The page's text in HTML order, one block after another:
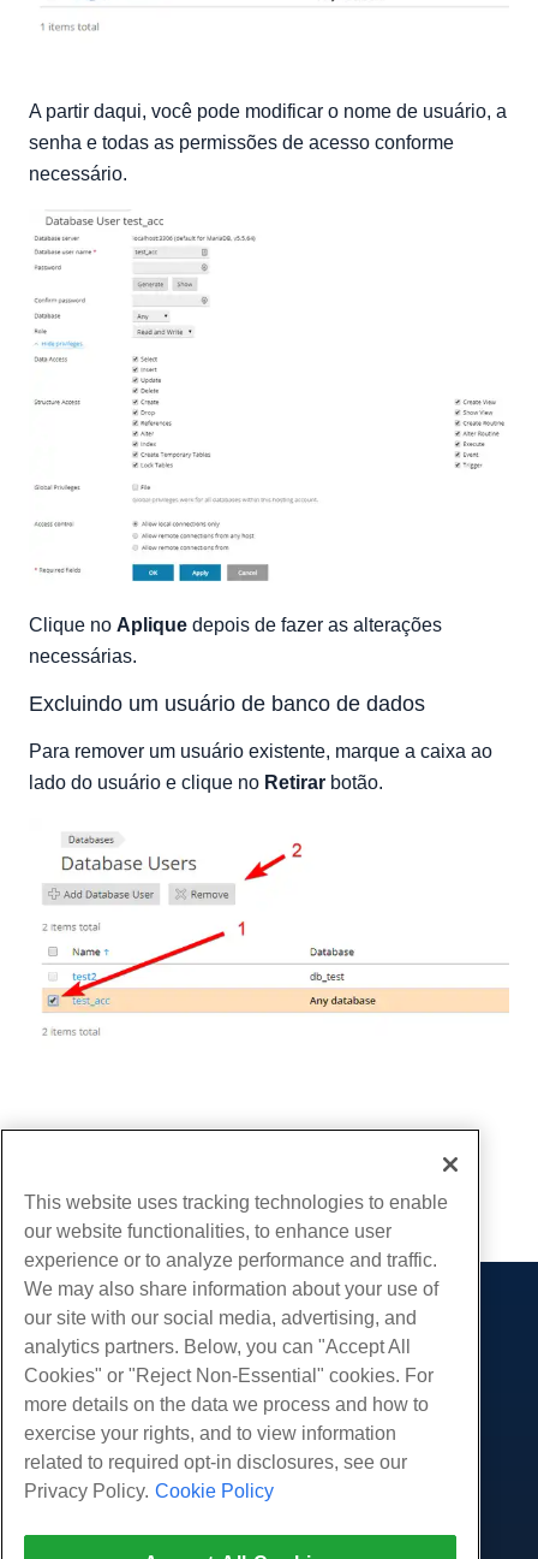
A partir daqui, você pode modificar o nome de usuário, a
senha e todas as permissões de acesso conforme
necessário.
Clique no Aplique depois de fazer as alterações
necessárias.
Excluindo um usuário de banco de dados
Para remover um usuário existente, marque a caixa ao
lado do usuário e clique no Retirar botão.
dezembro 28, 2019
cópia de URL
Produtos
Hospedagem na web
Hospedagem Empresarial
Revendedor com etiqueta em branco
Linux gerenciado VPS
Serviços
Migrações de sites
Comunidade
Documentação do Produto
Tutoriais
Companhia
Sobre nós
Contate-Nos
This website uses tracking technologies to enable
our website functionalities, to enhance user
experience or to analyze performance and traffic.
We may also share information about your use of
our site with our social media, advertising, and
analytics partners. Below, you can "Accept All
Cookies" or "Reject Non-Essential" cookies. For
more details on the data we process and how to
exercise your rights, and to view information
related to required opt-in disclosures, see our
Privacy Policy. Cookie Policy